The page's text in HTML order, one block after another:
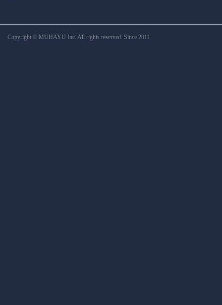
Copyright © MUHAYU Inc. All rights reserved. Since 2011